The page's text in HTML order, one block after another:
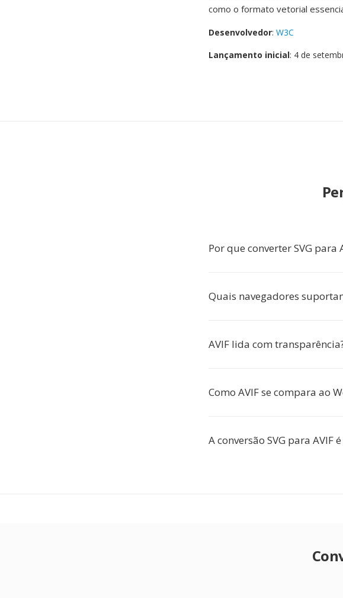
como o formato vetorial
Desenvolvedor: W3C
Lançamento inicial: 4 de
Por que converter SVG para
Quais navegadores
AVIF lida com
Como AVIF se compara ao
A conversão SVG para AVIF